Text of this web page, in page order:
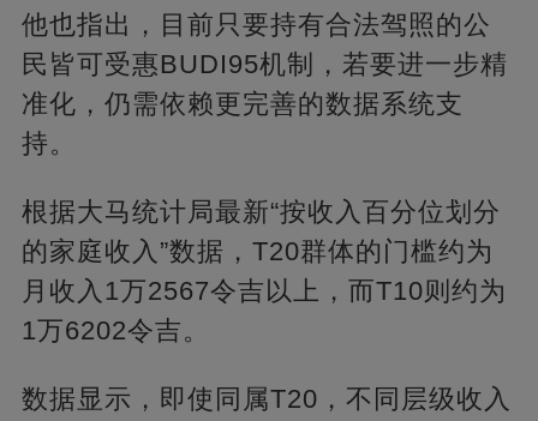
他也指出，目前只要持有合法驾照的公
民皆可受惠BUDI95机制，若要进一步精
准化，仍需依赖更完善的数据系统支
持。
根据大马统计局最新“按收入百分位划分
的家庭收入”数据，T20群体的门槛约为
月收入1万2567令吉以上，而T10则约为
1万6202令吉。
数据显示，即使同属T20，不同层级收入